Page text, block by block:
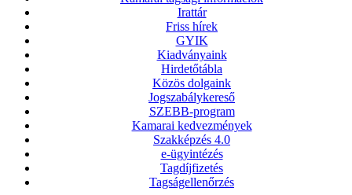
Irattár
Friss hírek
GYIK
Kiadványaink
Hirdetőtábla
Közös dolgaink
Jogszabálykereső
SZEBB-program
Kamarai kedvezmények
Szakképzés 4.0
e-ügyintézés
Tagdíjfizetés
Tagságellenőrzés